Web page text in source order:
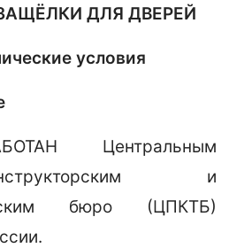
ДЛЯ ДВЕРЕЙ
условия
Центральным
и
бюро (ЦПКТБ)